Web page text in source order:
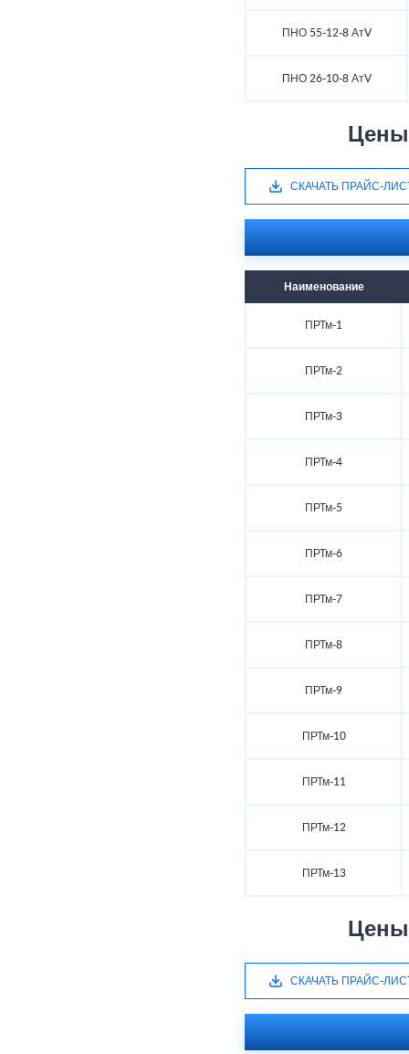
ПНО 55-12-8 АтV
ПНО 26-10-8 АтV
СКАЧАТЬ ПРАЙС-
Наименование
ПРТм-1
ПРТм-2
ПРТм-3
ПРТм-4
ПРТм-5
ПРТм-6
ПРТм-7
ПРТм-8
ПРТм-9
ПРТм-10
ПРТм-11
ПРТм-12
ПРТм-13
СКАЧАТЬ ПРАЙС-